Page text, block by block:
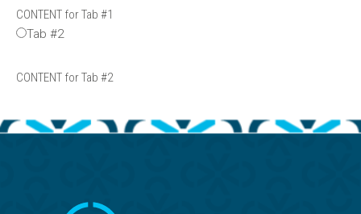
CONTENT for Tab #1
Tab #2
CONTENT for Tab #2